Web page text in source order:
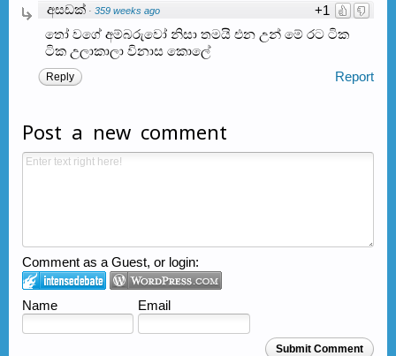
+1
අසඩක් · 359 weeks ago
තෝ වගේ අම්බරුවෝ නිසා තමයි එන උන් මේ රට ටික
ටික උලාකාලා විනාස කොලේ
Report
Reply
Post a new comment
Comment as a Guest, or login:
Name Email
Submit Comment